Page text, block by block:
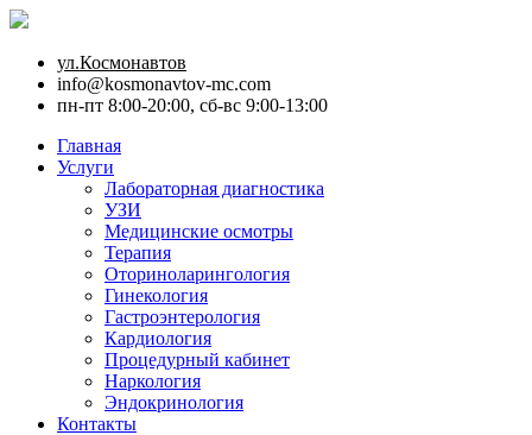
ул.Космонавтов
info@kosmonavtov-mc.com
пн-пт 8:00-20:00, сб-вс 9:00-13:00
Главная
Услуги
Лабораторная диагностика
УЗИ
Медицинские осмотры
Терапия
Оториноларингология
Гинекология
Гастроэнтерология
Кардиология
Процедурный кабинет
Наркология
Эндокринология
Контакты